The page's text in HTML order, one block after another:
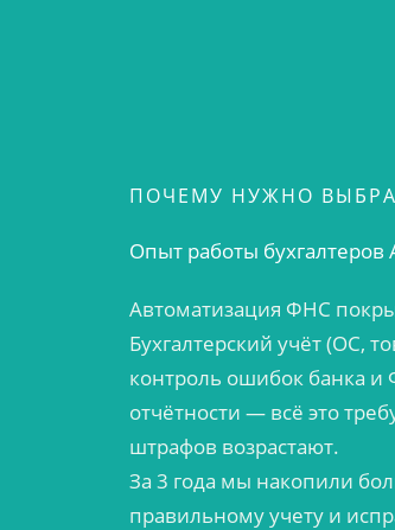
ПОЧЕМУ НУЖНО
Опыт работы бухгалтеров
Автоматизация ФНС
Бухгалтерский учёт (ОС,
контроль ошибок банка и
отчётности — всё это
штрафов возрастают.
За 3 года мы накопили
правильному учету и